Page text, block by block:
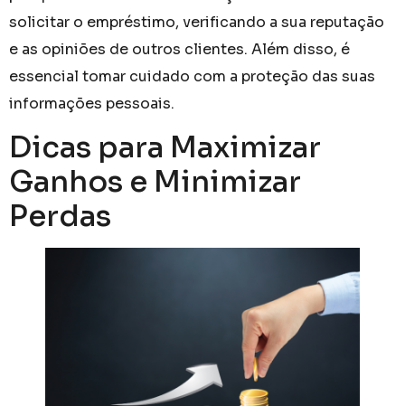
solicitar o empréstimo, verificando a sua reputação
e as opiniões de outros clientes. Além disso, é
essencial tomar cuidado com a proteção das suas
informações pessoais.
Dicas para Maximizar
Ganhos e Minimizar
Perdas